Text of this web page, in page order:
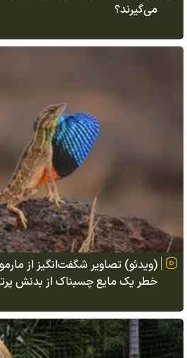
می‌گیرند؟
(ویدئو) تصاویر شگفت‌انگیز از
خطر یک مایع چسبناک از بدنش